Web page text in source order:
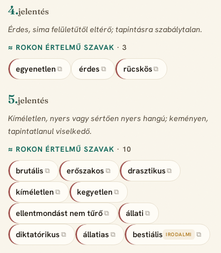
4.jelentés
Érdes, sima felületűtől eltérő; tapintásra szabálytalan.
≈ ROKON ÉRTELMŰ SZAVAK · 3
egyenetlen ⧉ érdes ⧉ rücskös ⧉
5.jelentés
Kíméletlen, nyers vagy sértően nyers hangú; keményen,
tapintatlanul viselkedő.
≈ ROKON ÉRTELMŰ SZAVAK · 10
brutális ⧉ erőszakos ⧉ drasztikus ⧉
kíméletlen ⧉ kegyetlen ⧉
ellentmondást nem tűrő ⧉ állati ⧉
diktatórikus ⧉ állatias ⧉ bestiális IRODALMI ⧉